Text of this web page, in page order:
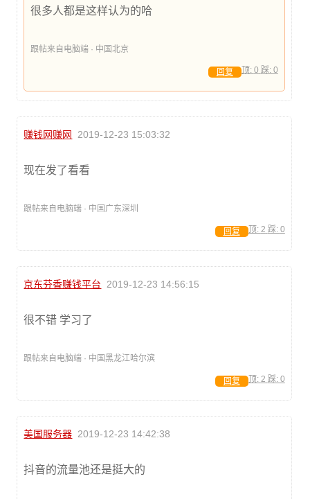
很多人都是这样认为的哈
跟帖来自电脑端 · 中国北京
顶: 0 踩: 0
回复
赚钱网赚网 2019-12-23 15:03:32
现在发了看看
跟帖来自电脑端 · 中国广东深圳
顶: 2 踩: 0
回复
京东芬香赚钱平台 2019-12-23 14:56:15
很不错 学习了
跟帖来自电脑端 · 中国黑龙江哈尔滨
顶: 2 踩: 0
回复
美国服务器 2019-12-23 14:42:38
抖音的流量池还是挺大的